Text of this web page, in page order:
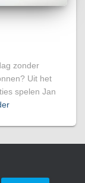
zonder
Uit het
spelen Jan